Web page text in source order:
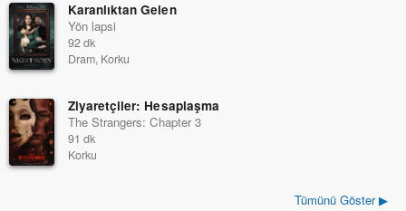
Karanlıktan Gelen
Yön lapsi
92 dk
Dram, Korku
Ziyaretçiler: Hesaplaşma
The Strangers: Chapter 3
91 dk
Korku
Tümünü Göster ▶